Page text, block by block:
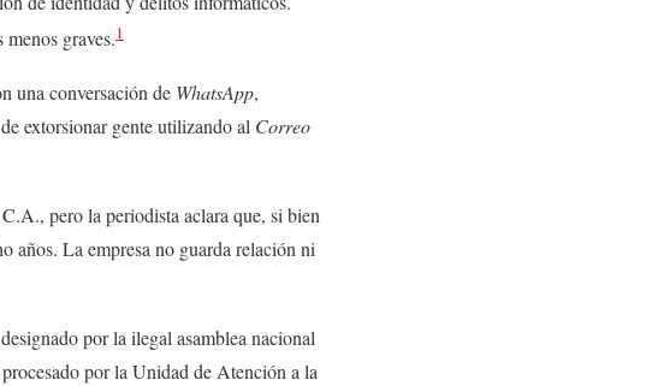
graves.1
una conversación de WhatsApp,
extorsionar gente utilizando al Correo
pero la periodista aclara que, si bien
años. La empresa no guarda relación ni
por la ilegal asamblea nacional
por la Unidad de Atención a la